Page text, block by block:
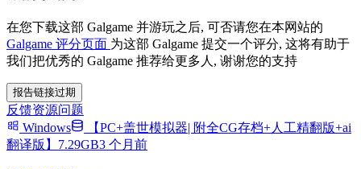
在您下载这部 Galgame 并游玩之后, 可否请您在本网站的
Galgame 评分页面 为这部 Galgame 提交一个评分, 这将有助于
我们把优秀的 Galgame 推荐给更多人, 谢谢您的支持
报告链接过期
反馈资源问题
Windows
【PC+盖世模拟器| 附全CG存档+人工精翻版+ai
翻译版】7.29GB3 个月前